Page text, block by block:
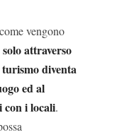
vengono
solo attraverso
diventa
ed al
con i locali.